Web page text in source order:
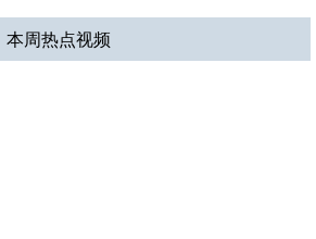
医院：中山大学附属第
本周热点视频